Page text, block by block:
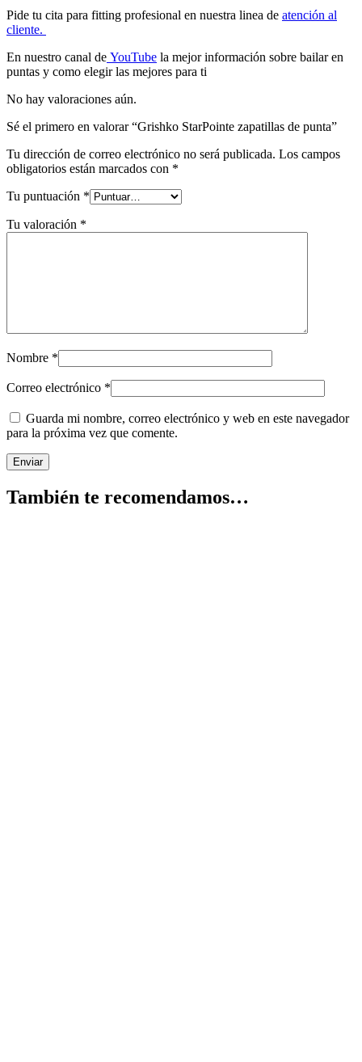
Pide tu cita para fitting profesional en nuestra linea de atención al
cliente.
En nuestro canal de YouTube la mejor información sobre bailar en
puntas y como elegir las mejores para ti
No hay valoraciones aún.
Sé el primero en valorar “Grishko StarPointe zapatillas de punta”
Tu dirección de correo electrónico no será publicada. Los campos
obligatorios están marcados con *
Tu puntuación *
Tu valoración *
Nombre *
Correo electrónico *
Guarda mi nombre, correo electrónico y web en este navegador
para la próxima vez que comente.
También te recomendamos…